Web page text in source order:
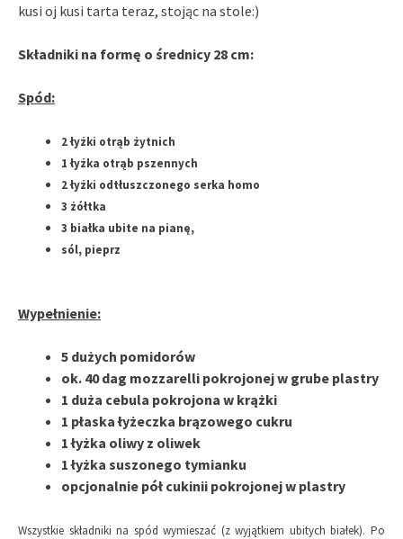
kusi oj kusi tarta teraz, stojąc na stole:)
Składniki na formę o średnicy 28 cm:
Spód:
2 łyżki otrąb żytnich
1 łyżka otrąb pszennych
2 łyżki odtłuszczonego serka homo
3 żółtka
3 białka ubite na pianę,
sól, pieprz
Wypełnienie:
5 dużych pomidorów
ok. 40 dag mozzarelli pokrojonej w grube plastry
1 duża cebula pokrojona w krążki
1 płaska łyżeczka brązowego cukru
1 łyżka oliwy z oliwek
1 łyżka suszonego tymianku
opcjonalnie pół cukinii pokrojonej w plastry
Wszystkie składniki na spód wymieszać (z wyjątkiem ubitych białek). Po